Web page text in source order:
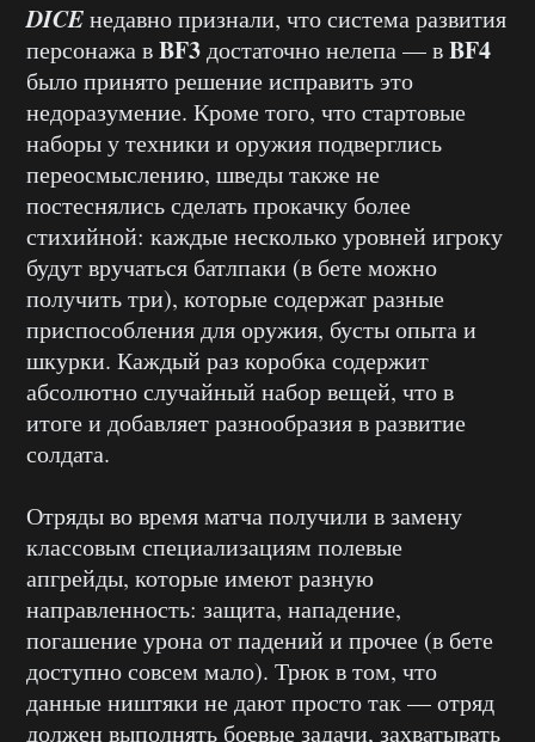
DICEнедавно признали, что система развития
персонажа вBF3достаточно нелепа — вBF4
было принято решение исправить это
недоразумение. Кроме того, что стартовые
наборы у техники и оружия подверглись
переосмыслению, шведы также не
постеснялись сделать прокачку более
стихийной: каждые несколько уровней игроку
будут вручаться батлпаки (в бете можно
получить три), которые содержат разные
приспособления для оружия, бусты опыта и
шкурки. Каждый раз коробка содержит
абсолютно случайный набор вещей, что в
итоге и добавляет разнообразия в развитие
солдата.
Отряды во время матча получили в замену
классовым специализациям полевые
апгрейды, которые имеют разную
направленность: защита, нападение,
погашение урона от падений и прочее (в бете
доступно совсем мало). Трюк в том, что
данные ништяки не дают просто так — отряд
должен выполнять боевые задачи, захватывать